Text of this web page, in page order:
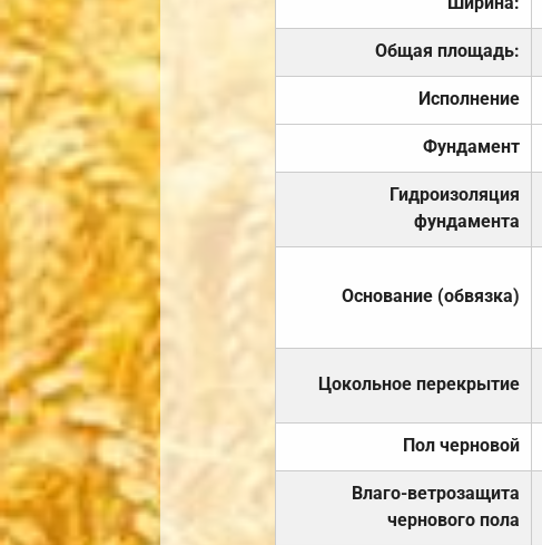
Общая площадь:
Исполнение
Фундамент
Гидроизоляция
фундамента
Основание (обвязка)
Цокольное перекрытие
Пол черновой
Влаго-ветрозащита
чернового пола